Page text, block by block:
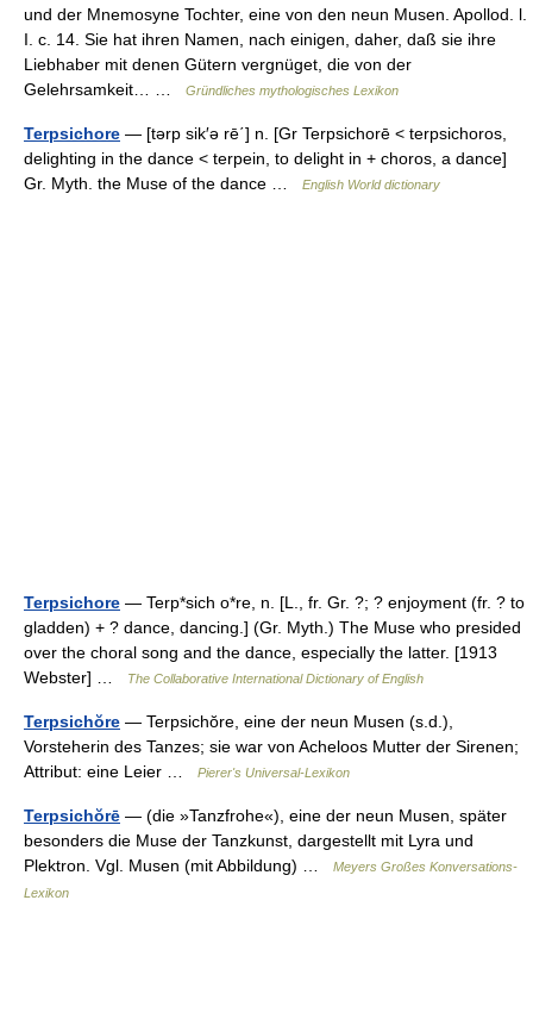
und der Mnemosyne Tochter, eine von den neun Musen. Apollod. l.
I. c. 14. Sie hat ihren Namen, nach einigen, daher, daß sie ihre
Liebhaber mit denen Gütern vergnüget, die von der
Gelehrsamkeit… …
Gründliches mythologisches Lexikon
Terpsichore — [tərp sik′ə rē΄] n. [Gr Terpsichorē < terpsichoros,
delighting in the dance < terpein, to delight in + choros, a dance]
Gr. Myth. the Muse of the dance …
English World dictionary
Terpsichore — Terp*sich o*re, n. [L., fr. Gr. ?; ? enjoyment (fr. ? to
gladden) + ? dance, dancing.] (Gr. Myth.) The Muse who presided
over the choral song and the dance, especially the latter. [1913
Webster] …
The Collaborative International Dictionary of English
Terpsichŏre — Terpsichŏre, eine der neun Musen (s.d.),
Vorsteherin des Tanzes; sie war von Acheloos Mutter der Sirenen;
Attribut: eine Leier …
Pierer's Universal-Lexikon
Terpsichŏrē — (die »Tanzfrohe«), eine der neun Musen, später
besonders die Muse der Tanzkunst, dargestellt mit Lyra und
Plektron. Vgl. Musen (mit Abbildung) …
Meyers Großes Konversations-
Lexikon